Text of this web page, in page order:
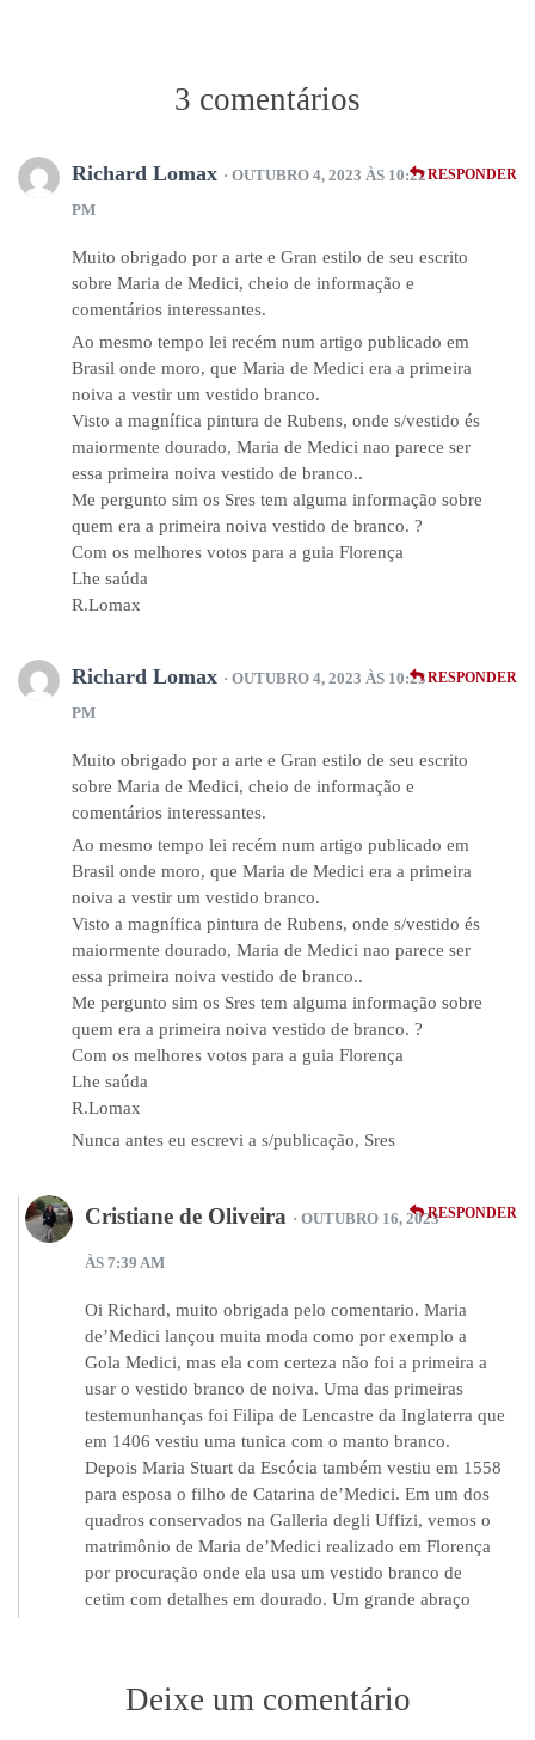
3 comentários
Richard Lomax · OUTUBRO 4, 2023 ÀS 10:22
PM
Muito obrigado por a arte e Gran estilo de seu escrito
sobre Maria de Medici, cheio de informação e
comentários interessantes.
Ao mesmo tempo lei recém num artigo publicado em
Brasil onde moro, que Maria de Medici era a primeira
noiva a vestir um vestido branco.
Visto a magnífica pintura de Rubens, onde s/vestido és
maiormente dourado, Maria de Medici nao parece ser
essa primeira noiva vestido de branco..
Me pergunto sim os Sres tem alguma informação sobre
quem era a primeira noiva vestido de branco. ?
Com os melhores votos para a guia Florença
Lhe saúda
R.Lomax
RESPONDER
Richard Lomax · OUTUBRO 4, 2023 ÀS 10:23
PM
Muito obrigado por a arte e Gran estilo de seu escrito
sobre Maria de Medici, cheio de informação e
comentários interessantes.
Ao mesmo tempo lei recém num artigo publicado em
Brasil onde moro, que Maria de Medici era a primeira
noiva a vestir um vestido branco.
Visto a magnífica pintura de Rubens, onde s/vestido és
maiormente dourado, Maria de Medici nao parece ser
essa primeira noiva vestido de branco..
Me pergunto sim os Sres tem alguma informação sobre
quem era a primeira noiva vestido de branco. ?
Com os melhores votos para a guia Florença
Lhe saúda
R.Lomax
Nunca antes eu escrevi a s/publicação, Sres
RESPONDER
Cristiane de Oliveira · OUTUBRO 16, 2023
ÀS 7:39 AM
Oi Richard, muito obrigada pelo comentario. Maria
de’Medici lançou muita moda como por exemplo a
Gola Medici, mas ela com certeza não foi a primeira a
usar o vestido branco de noiva. Uma das primeiras
testemunhanças foi Filipa de Lencastre da Inglaterra que
em 1406 vestiu uma tunica com o manto branco.
Depois Maria Stuart da Escócia também vestiu em 1558
para esposa o filho de Catarina de’Medici. Em um dos
quadros conservados na Galleria degli Uffizi, vemos o
matrimônio de Maria de’Medici realizado em Florença
por procuração onde ela usa um vestido branco de
cetim com detalhes em dourado. Um grande abraço
RESPONDER
Deixe um comentário